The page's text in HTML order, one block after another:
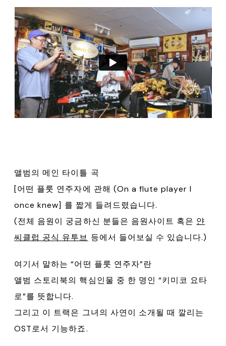
앨범의 메인 타이틀 곡
[어떤 플룻 연주자에 관해 (On a flute player I
once knew] 를 짧게 들려드렸습니다.
(전체 음원이 궁금하신 분들은 음원사이트 혹은 얀
씨클럽 공식 유투브 등에서 들어보실 수 있습니다.)
여기서 말하는 “어떤 플룻 연주자”란
앨범 스토리북의 핵심인물 중 한 명인 “키미코 요타
로”를 뜻합니다.
그리고 이 트랙은 그녀의 사연이 소개될 때 깔리는
OST로서 기능하죠.